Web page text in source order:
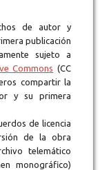
de autor y
publicación
sujeto a
Commons (CC
compartir la
y su primera
de licencia
de la obra
telemático
monográfico)